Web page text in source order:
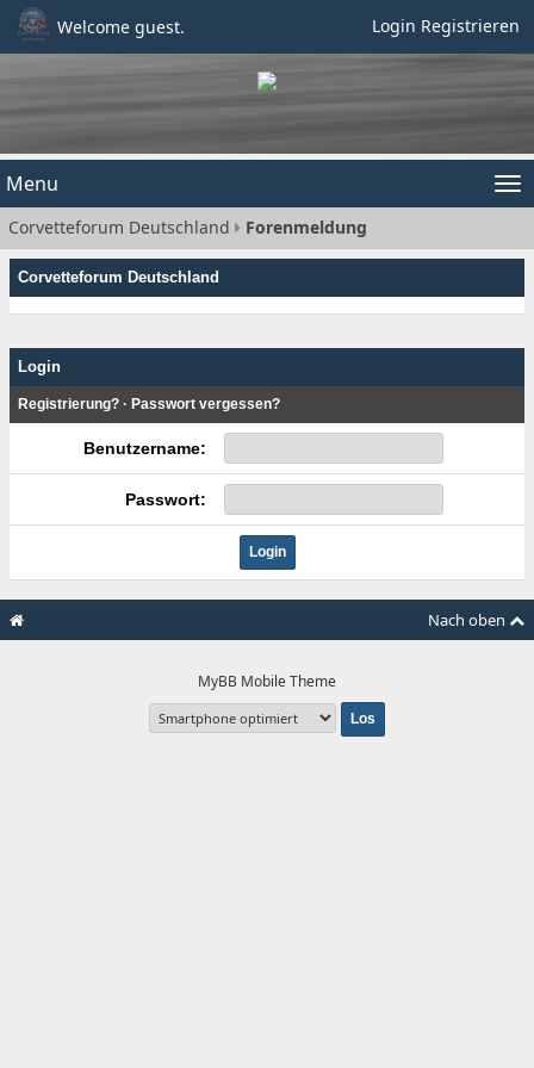
Welcome guest. Login Registrieren
Menu
Corvetteforum Deutschland Forenmeldung
Corvetteforum Deutschland
Login
Registrierung? · Passwort vergessen?
Benutzername:
Passwort:
Nach oben
MyBB Mobile Theme